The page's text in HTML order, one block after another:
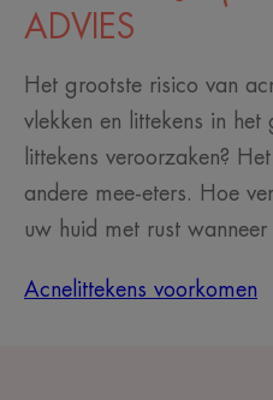
ADVIES
Het grootste risico van
vlekken en littekens in
littekens veroorzaken?
andere mee-eters. Hoe
uw huid met rust
Acnelittekens voorkomen